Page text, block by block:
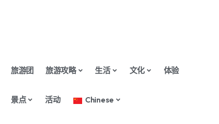
旅游团 旅游攻略 生活 文化 体验
景点 活动 Chinese